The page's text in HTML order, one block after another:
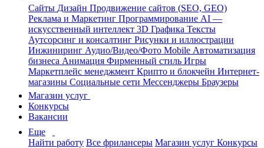
Сайты Дизайн Продвижение сайтов (SEO, GEO)
Реклама и Маркетинг Программирование AI —
искусственный интеллект 3D Графика Тексты
Аутсорсинг и консалтинг Рисунки и иллюстрации
Инжиниринг Аудио/Видео/Фото Mobile Автоматизация
бизнеса Анимация Фирменный стиль Игры
Маркетплейс менеджмент Крипто и блокчейн Интернет-
магазины Социальные сети Мессенджеры Браузеры
Магазин услуг
Конкурсы
Вакансии
Еще
Найти работу Все фрилансеры Магазин услуг Конкурсы